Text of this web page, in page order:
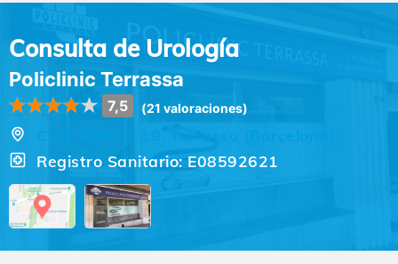
Consulta de Urología
Policlinic Terrassa
7,5 (21 valoraciones)
Calle Goleta, 19, Terrassa (Barcelona)
Registro Sanitario: E08592621